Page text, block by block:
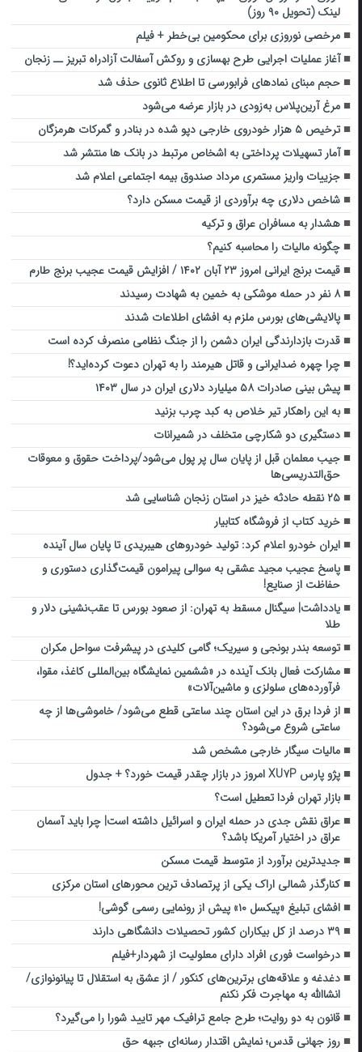
لینک (تحویل ۹۰ روز)
مرخصی نوروزی برای محکومین بی‌خطر + فیلم
آغاز عملیات اجرایی طرح بهسازی و روکش آسفالت آزادراه تبریز ــ زنجان
حجم ﻣﺒﻨﺎی ﻧﻤﺎدﻫﺎی ﻓﺮاﺑﻮرسی تا اطلاع ثانوی حذف شد
مرغ آرین‌پلاس به‌زودی در بازار عرضه می‌شود
ترخیص ۵ هزار خودروی خارجی دپو شده در بنادر و گمرکات هرمزگان
آمار تسهیلات پرداختی به اشخاص مرتبط در بانک ها منتشر شد
جزییات واریز مستمری مرداد صندوق بیمه اجتماعی اعلام شد
شاخص دلاری چه برآوردی از قیمت مسکن دارد؟
هشدار به مسافران عراق و ترکیه
چگونه مالیات را محاسبه کنیم؟
قیمت برنج ایرانی امروز ۲۳ آبان ۱۴۰۲ / افزایش قیمت عجیب برنج طارم
۸ نفر در حمله موشکی به خمین به شهادت رسیدند
پالایشی‌های بورس ملزم به افشای اطلاعات شدند
قدرت بازدارندگی ایران دشمن را از جنگ نظامی منصرف کرده است
چرا چهره ضدایرانی و قاتل هیرمند را به تهران دعوت کرده‌اید؟!
پیش بینی صادرات ۵۸ میلیارد دلاری ایران در سال ۱۴۰۳
به این راهکار تیر خلاص به کبد چرب بزنید
دستگیری دو شکارچی متخلف در شمیرانات
جیب معلمان قبل از پایان سال پر پول می‌شود/پرداخت حقوق و معوقات
حق‌التدریسی‌ها
۲۵ نقطه حادثه خیز در استان زنجان شناسایی شد
خرید کتاب از فروشگاه کتابیار
ایران خودرو اعلام کرد: تولید خودروهای هیبریدی تا پایان سال آینده
پاسخ عجیب مجید عشقی به سوالی پیرامون قیمت‌گذاری دستوری و
حفاظت از صنایع!
یادداشت| سیگنال مسقط به تهران: از صعود بورس تا عقب‌نشینی دلار و
طلا
توسعه بندر بونجی و سیریک؛ گامی کلیدی در پیشرفت سواحل مکران
مشارکت فعال بانک آینده در «ششمین نمایشگاه بین‌المللی کاغذ، مقوا،
فرآورده‌های سلولزی و ماشین‌آلات»
از فردا برق در این استان چند ساعتی قطع می‌شود/ خاموشی‌ها از چه
ساعتی شروع می‌شود؟
مالیات سیگار خارجی مشخص شد
پژو پارس XU۷P امروز در بازار چقدر قیمت خورد؟ + جدول
بازار تهران فردا تعطیل است؟
عراق نقش جدی در حمله ایران و اسرائیل داشته است| چرا باید آسمان
عراق در اختیار آمریکا باشد؟
جدیدترین برآورد از متوسط قیمت مسکن
کنارگذر شمالی اراک یکی از پرتصادف ترین محورهای استان مرکزی
افشای تبلیغ «پیکسل ۱۰» پیش از رونمایی رسمی گوشی!
۳۹ درصد از کل بیکاران کشور تحصیلات دانشگاهی دارند
درخواست فوری افراد دارای معلولیت از شهردار+فیلم
دغدغه و علاقه‌های برترین‌های کنکور / از عشق به استقلال تا پیانونوازی/
انشاالله به‌ مهاجرت فکر نکنم
قانون به دو روایت؛ طرح جامع ترافیک مهر تایید شورا را می‌گیرد؟
روز جهانی قدس؛ نمایش اقتدار رسانه‌ای جبهه حق